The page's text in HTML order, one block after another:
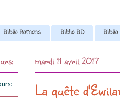
Biblio Romans Biblio BD Biblio
mardi 11 avril 2017
La quête